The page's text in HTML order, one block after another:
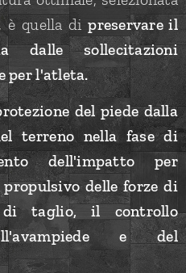
è quella dipreservare il
dalle sollecitazioni
per l'atleta.
del piede dalla
terreno nella fase di
dell'impatto per
delle forze di
taglio, il controllo
e del